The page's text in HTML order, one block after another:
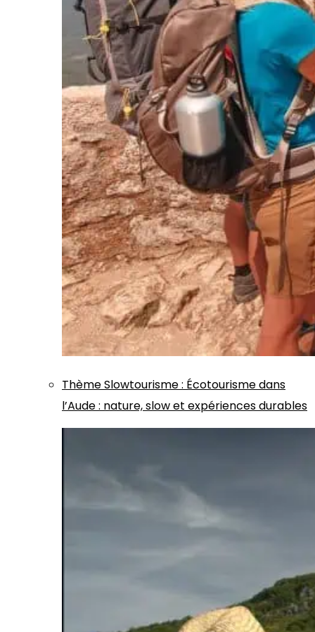
ThèmeSlowtourisme: Écotourisme dans
l’Aude : nature, slow et expériences durables